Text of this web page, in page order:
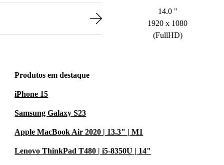
14.0 "
1920 x 1080
(FullHD)
Produtos em destaque
iPhone 15
Samsung Galaxy S23
Apple MacBook Air 2020 | 13.3" | M1
Lenovo ThinkPad T480 | i5-8350U | 14"